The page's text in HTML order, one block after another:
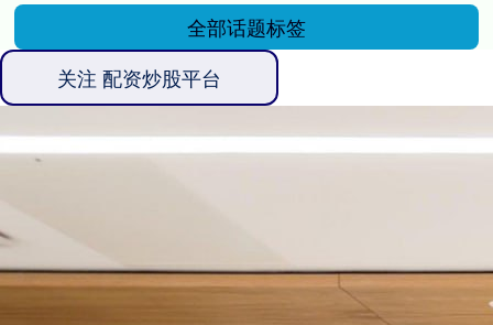
全部话题标签
关注 配资炒股平台